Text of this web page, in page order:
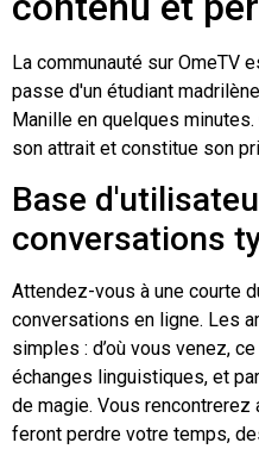
La communauté sur OmeTV
passe d'un étudiant
Manille en quelques
son attrait et constitue son
Base
conversations
Attendez-vous à une courte
conversations en ligne. Les
simples : d’où vous venez,
échanges linguistiques, et
de magie. Vous
feront perdre votre temps,